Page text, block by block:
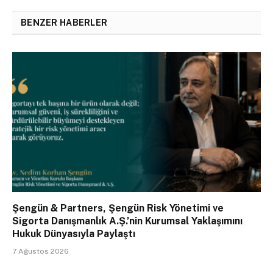
BENZER HABERLER
Şengün & Partners, Şengün Risk Yönetimi ve
Sigorta Danışmanlık A.Ş.’nin Kurumsal Yaklaşımını
Hukuk Dünyasıyla Paylaştı
7 Ağustos 2026